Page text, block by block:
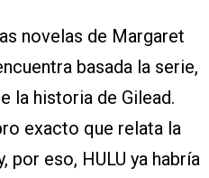
novelas de Margaret
basada la serie,
la historia de Gilead.
exacto que relata la
por eso, HULU ya habría